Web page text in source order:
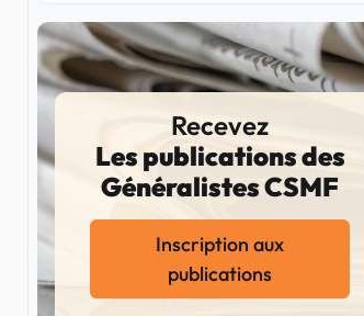
Recevez
Les publications des
Généralistes CSMF
Inscription aux
publications